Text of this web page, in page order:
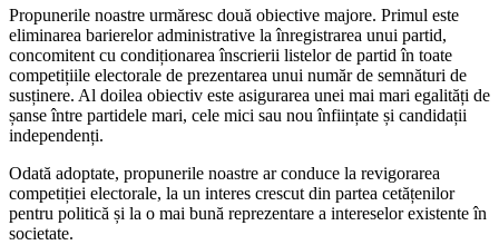
Propunerile noastre urmăresc două obiective majore. Primul este
eliminarea barierelor administrative la înregistrarea unui partid,
concomitent cu condiționarea înscrierii listelor de partid în toate
competițiile electorale de prezentarea unui număr de semnături de
susținere. Al doilea obiectiv este asigurarea unei mai mari egalități de
șanse între partidele mari, cele mici sau nou înființate și candidații
independenți.
Odată adoptate, propunerile noastre ar conduce la revigorarea
competiției electorale, la un interes crescut din partea cetățenilor
pentru politică și la o mai bună reprezentare a intereselor existente în
societate.